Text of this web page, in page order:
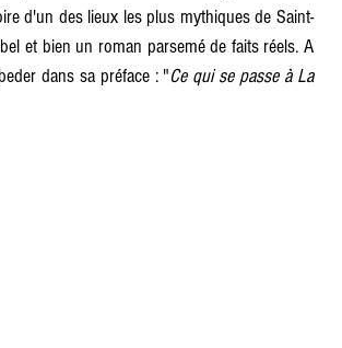
d'un des lieux les plus mythiques de Saint-
et bien un roman parsemé de faits réels. A
dans sa préface : "Ce qui se passe à La